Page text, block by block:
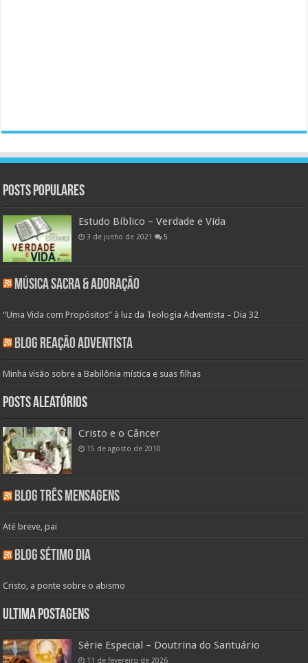
Posts populares
Estudo Bíblico – Verdade e Vida
3 de junho de 2021 5
Música Sacra & Adoração
“Uma Vida com Propósitos” à luz da Teologia Adventista – Dia 32
Blog Reação Adventista
Minha visão sobre a Babilônia mística e suas filhas
Posts aleatórios
Cristo e o Câncer
15 de agosto de 2010
Blog Três Mensagens
Até breve, pai
Blog Sétimo Dia
Cristo, a ponte sobre o abismo
Ultima Postagens
Série Especial – Doutrina do Santuário
11 de fevereiro de 2026